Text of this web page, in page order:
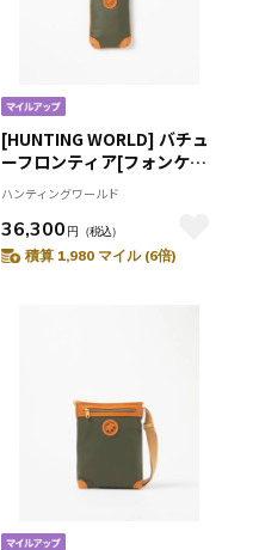
[HUNTING WORLD] バチュ
ーフロンティア[フォンケー
ス 2373BFR]グリーン
6109092255
ハンティングワールド
36,300 円 （税込）
積算 1,980 マイル (6倍)